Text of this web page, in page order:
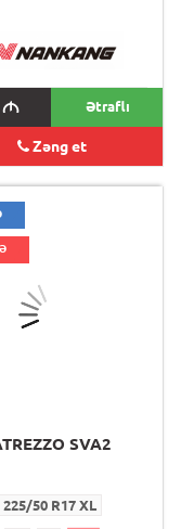
M Ətraflı
Zəng et
SVA2
225/50 R17 XL